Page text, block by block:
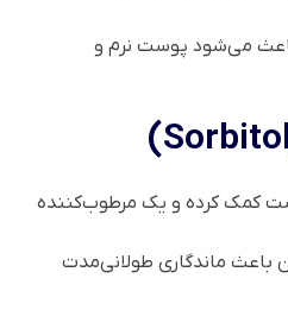
می‌شود پوست نرم و
کمک کرده و یک مرطوب‌کننده
باعث ماندگاری طولانی‌مدت